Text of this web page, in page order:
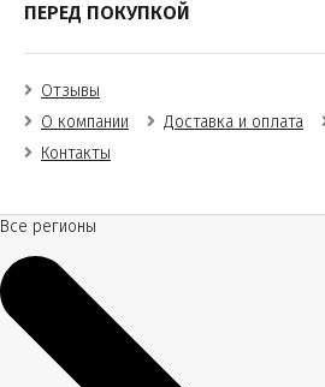
ПЕРЕД ПОКУПКОЙ
Отзывы
О компании
Доставка и оплата
Контакты
Все регионы